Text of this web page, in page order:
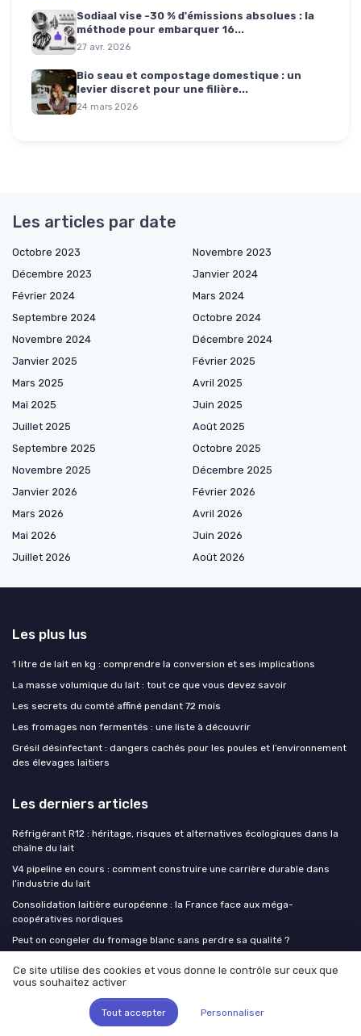
Sodiaal vise -30 % d'émissions absolues : la
méthode pour embarquer 16...
27 avr. 2026
Bio seau et compostage domestique : un
levier discret pour une filière...
24 mars 2026
Les articles par date
Octobre 2023
Novembre 2023
Décembre 2023
Janvier 2024
Février 2024
Mars 2024
Septembre 2024
Octobre 2024
Novembre 2024
Décembre 2024
Janvier 2025
Février 2025
Mars 2025
Avril 2025
Mai 2025
Juin 2025
Juillet 2025
Août 2025
Septembre 2025
Octobre 2025
Novembre 2025
Décembre 2025
Janvier 2026
Février 2026
Mars 2026
Avril 2026
Mai 2026
Juin 2026
Juillet 2026
Août 2026
Les plus lus
1 litre de lait en kg : comprendre la conversion et ses implications
La masse volumique du lait : tout ce que vous devez savoir
Les secrets du comté affiné pendant 72 mois
Les fromages non fermentés : une liste à découvrir
Grésil désinfectant : dangers cachés pour les poules et l’environnement
des élevages laitiers
Les derniers articles
Réfrigérant R12 : héritage, risques et alternatives écologiques dans la
chaîne du lait
V4 pipeline en cours : comment construire une carrière durable dans
l’industrie du lait
Consolidation laitière européenne : la France face aux méga-
coopératives nordiques
Peut on congeler du fromage blanc sans perdre sa qualité ?
révèle des priorités industrielles
Milk Insiders
Ce site utilise des cookies et vous donne le contrôle sur ceux que
vous souhaitez activer
Tout accepter Personnaliser